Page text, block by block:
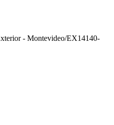
- Montevideo/EX14140-